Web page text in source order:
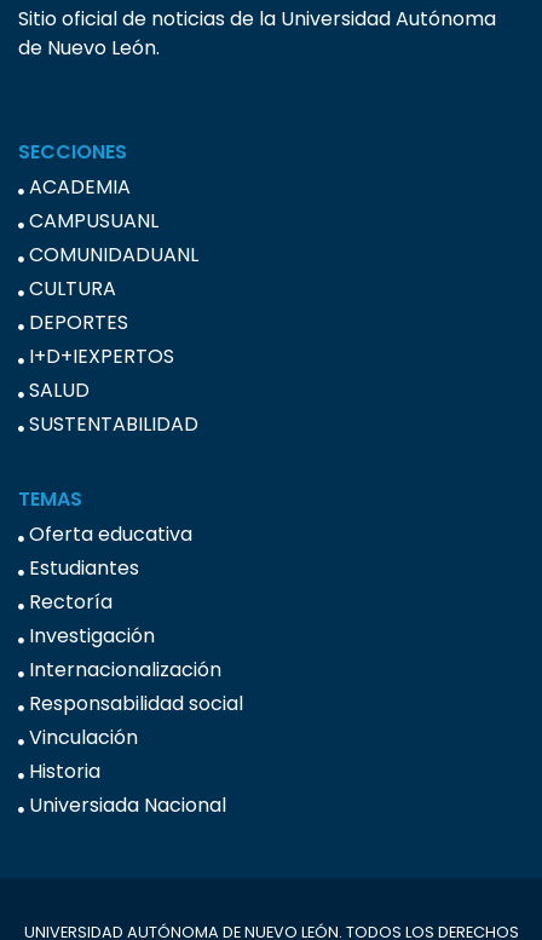
Sitio oficial de noticias de la Universidad Autónoma
de Nuevo León.
SECCIONES
ACADEMIA
CAMPUSUANL
COMUNIDADUANL
CULTURA
DEPORTES
I+D+IEXPERTOS
SALUD
SUSTENTABILIDAD
TEMAS
Oferta educativa
Estudiantes
Rectoría
Investigación
Internacionalización
Responsabilidad social
Vinculación
Historia
Universiada Nacional
UNIVERSIDAD AUTÓNOMA DE NUEVO LEÓN. TODOS LOS DERECHOS